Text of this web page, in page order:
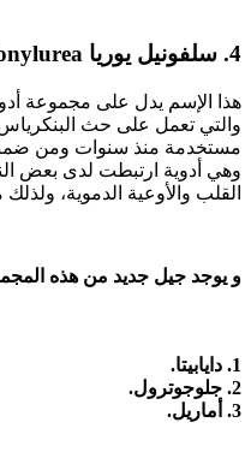
4. سلفونيل يوريا Sulfonylurea
هذا الإسم يدل على مجموعة
والتي تعمل على حث
مستخدمة منذ سنوات ومن ضمنها
وهي أدوية ارتبطت لدى بعض
القلب والأوعية الدموية،
و يوجد جيل جديد من هذه
1. دايابيتا.
2. جلوجوترول.
3. أماريل.